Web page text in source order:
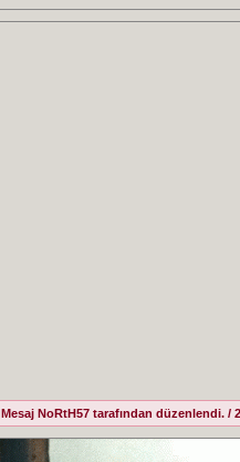
Mesaj NoRtH57 tarafından düzenlendi. /